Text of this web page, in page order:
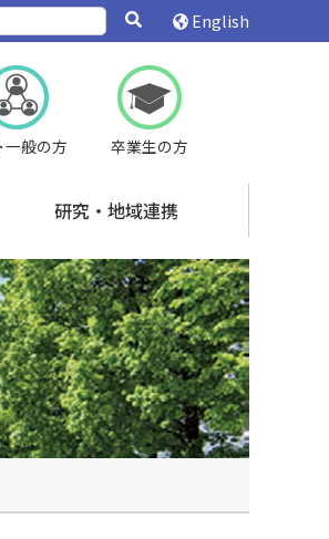
English
一般の方 卒業生の方
研究・地域連携